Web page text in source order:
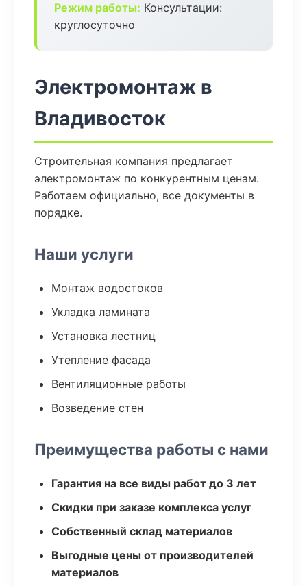
Режим работы: Консультации:
круглосуточно
Электромонтаж в
Владивосток
Строительная компания предлагает
электромонтаж по конкурентным ценам.
Работаем официально, все документы в
порядке.
Наши услуги
Монтаж водостоков
Укладка ламината
Установка лестниц
Утепление фасада
Вентиляционные работы
Возведение стен
Преимущества работы с нами
Гарантия на все виды работ до 3 лет
Скидки при заказе комплекса услуг
Собственный склад материалов
Выгодные цены от производителей
материалов